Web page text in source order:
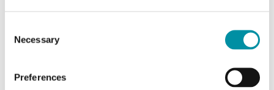
Selection
Necessary
Preferences